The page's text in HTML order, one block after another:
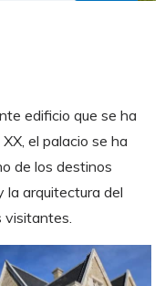
edificio que se ha
el palacio se ha
de los destinos
la arquitectura del
visitantes.